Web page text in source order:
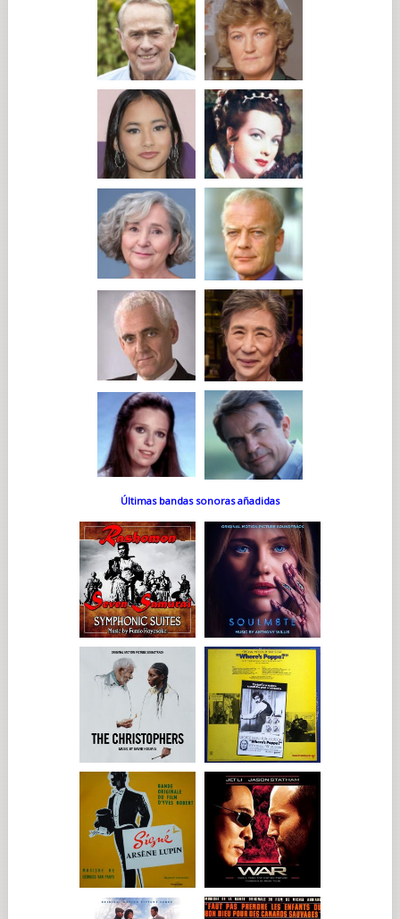
Últimas bandas sonoras añadidas